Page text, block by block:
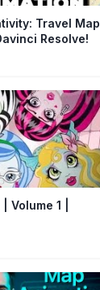
Travel Map
Resolve!
Volume 1 |